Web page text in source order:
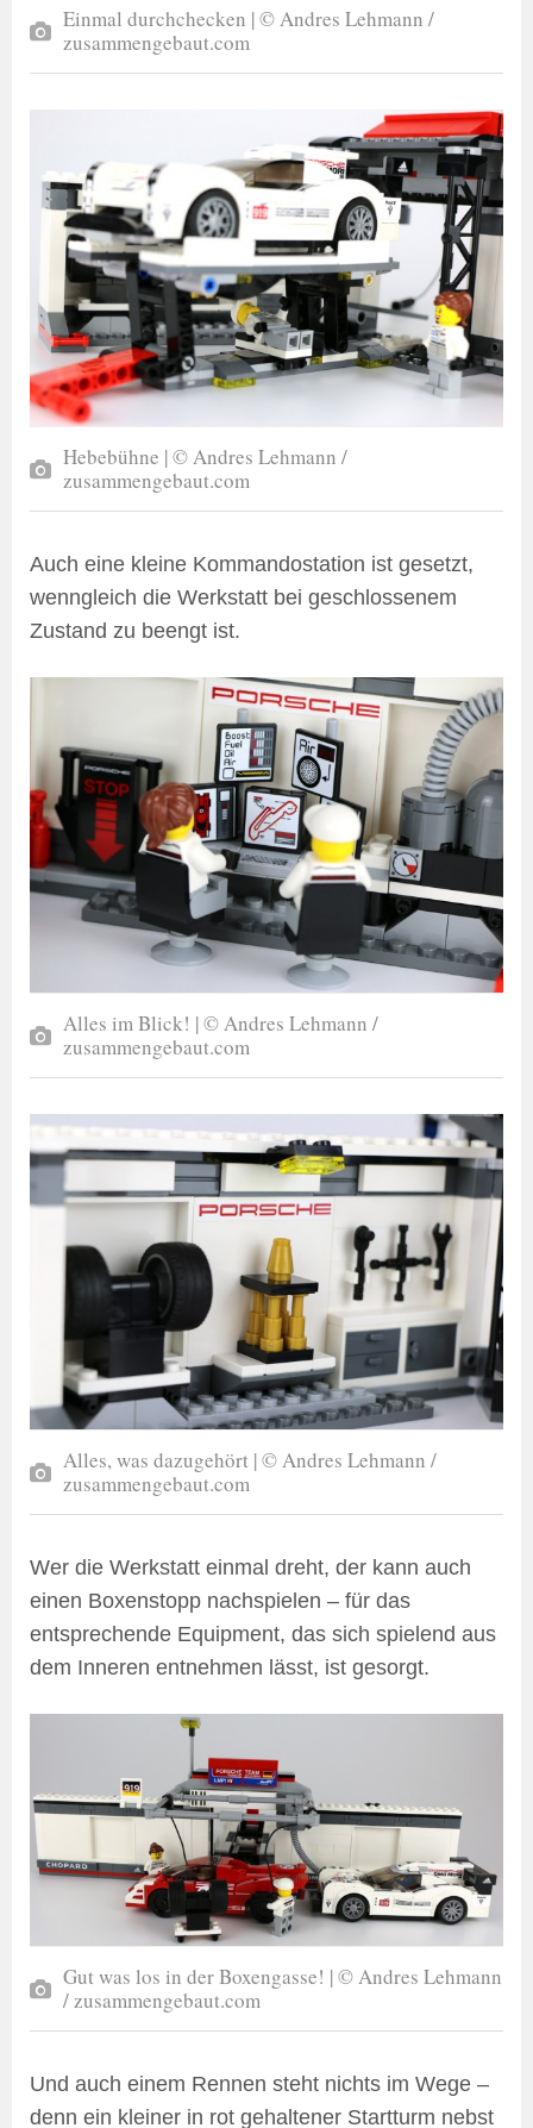
Einmal durchchecken | © Andres Lehmann /
zusammengebaut.com
Hebebühne | © Andres Lehmann /
zusammengebaut.com
Auch eine kleine Kommandostation ist gesetzt,
wenngleich die Werkstatt bei geschlossenem
Zustand zu beengt ist.
Alles im Blick! | © Andres Lehmann /
zusammengebaut.com
Alles, was dazugehört | © Andres Lehmann /
zusammengebaut.com
Wer die Werkstatt einmal dreht, der kann auch
einen Boxenstopp nachspielen – für das
entsprechende Equipment, das sich spielend aus
dem Inneren entnehmen lässt, ist gesorgt.
Gut was los in der Boxengasse! | © Andres Lehmann
/ zusammengebaut.com
Und auch einem Rennen steht nichts im Wege –
denn ein kleiner in rot gehaltener Startturm nebst